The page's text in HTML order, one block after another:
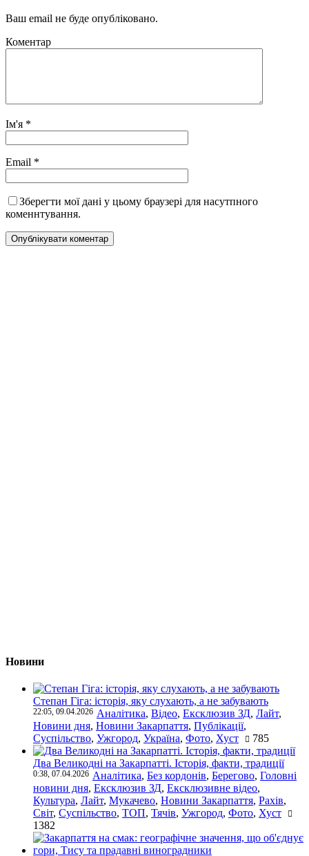
Ваш email не буде опубліковано.
Коментар
Ім'я *
Email *
Зберегти мої дані у цьому браузері для насутпного
коменнтування.
Новини
Степан Гіга: історія, яку слухають, а не забувають
22:05, 09.04.2026 Аналітика, Відео, Ексклюзив ЗД, Лайт,
Новини дня, Новини Закарпаття, Публікації,
Суспільство, Ужгород, Україна, Фото, Хуст 785
Два Великодні на Закарпатті. Історія, факти, традиції
0:38, 07.04.2026 Аналітика, Без кордонів, Берегово, Головні
новини дня, Ексклюзив ЗД, Ексклюзивне відео,
Культура, Лайт, Мукачево, Новини Закарпаття, Рахів,
Світ, Суспільство, ТОП, Тячів, Ужгород, Фото, Хуст
1382